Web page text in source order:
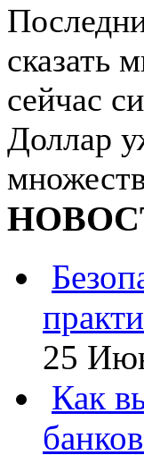
сказать
сейчас
Доллар
25
Как